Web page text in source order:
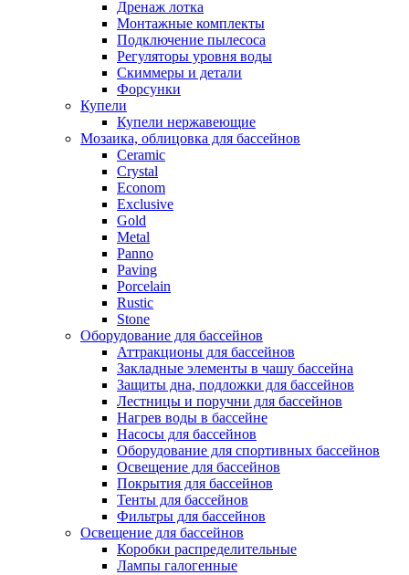
Дренаж лотка
Монтажные комплекты
Подключение пылесоса
Регуляторы уровня воды
Скиммеры и детали
Форсунки
Купели
Купели нержавеющие
Мозаика, облицовка для бассейнов
Ceramic
Crystal
Econom
Exclusive
Gold
Metal
Panno
Paving
Porcelain
Rustic
Stone
Оборудование для бассейнов
Аттракционы для бассейнов
Закладные элементы в чашу бассейна
Защиты дна, подложки для бассейнов
Лестницы и поручни для бассейнов
Нагрев воды в бассейне
Насосы для бассейнов
Оборудование для спортивных бассейнов
Освещение для бассейнов
Покрытия для бассейнов
Тенты для бассейнов
Фильтры для бассейнов
Освещение для бассейнов
Коробки распределительные
Лампы галогенные